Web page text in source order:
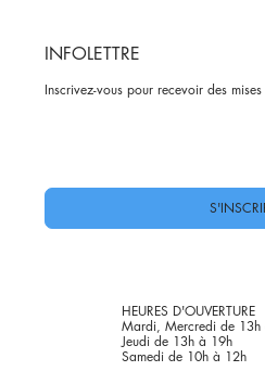
INFOLETTRE
Inscrivez-vous pour recevoir des
HEURES D'OUVERTURE
Mardi, Mercredi de 13h
Jeudi de 13h à 19h
Samedi de 10h à 12h